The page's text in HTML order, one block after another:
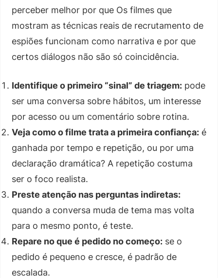
perceber melhor por que Os filmes que
mostram as técnicas reais de recrutamento de
espiões funcionam como narrativa e por que
certos diálogos não são só coincidência.
Identifique o primeiro “sinal” de triagem: pode
ser uma conversa sobre hábitos, um interesse
por acesso ou um comentário sobre rotina.
Veja como o filme trata a primeira confiança: é
ganhada por tempo e repetição, ou por uma
declaração dramática? A repetição costuma
ser o foco realista.
Preste atenção nas perguntas indiretas:
quando a conversa muda de tema mas volta
para o mesmo ponto, é teste.
Repare no que é pedido no começo: se o
pedido é pequeno e cresce, é padrão de
escalada.